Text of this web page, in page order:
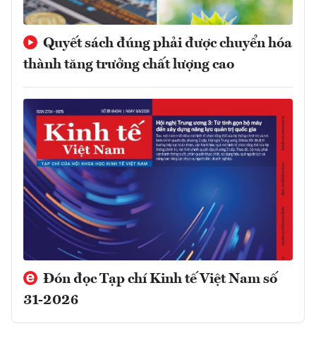
Quyết sách đúng phải được chuyển hóa
thành tăng trưởng chất lượng cao
Đón đọc Tạp chí Kinh tế Việt Nam số
31-2026